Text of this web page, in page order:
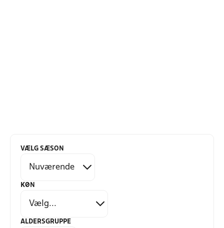
VÆLG SÆSON
KØN
ALDERSGRUPPE